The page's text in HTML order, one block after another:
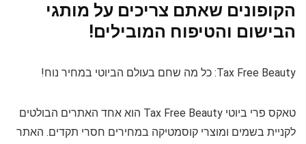
הקופונים שאתם צריכים על מותגי
הבישום והטיפוח המובילים!
Tax Free Beauty: כל מה שחם בעולם הביוטי במחיר נוח!
טאקס פרי ביוטי Tax Free Beauty הוא אחד האתרים הבולטים
לקניית בשמים ומוצרי קוסמטיקה במחירים חסרי תקדים. האתר